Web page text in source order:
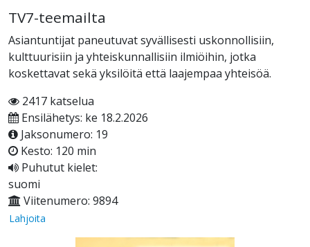
TV7-teemailta
Asiantuntijat paneutuvat syvällisesti uskonnollisiin,
kulttuurisiin ja yhteiskunnallisiin ilmiöihin, jotka
koskettavat sekä yksilöitä että laajempaa yhteisöä.
2417 katselua
Ensilähetys: ke 18.2.2026
Jaksonumero: 19
Kesto: 120 min
Puhutut kielet:
suomi
Viitenumero: 9894
Lahjoita